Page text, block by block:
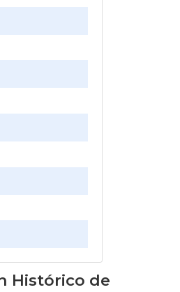
Histórico de